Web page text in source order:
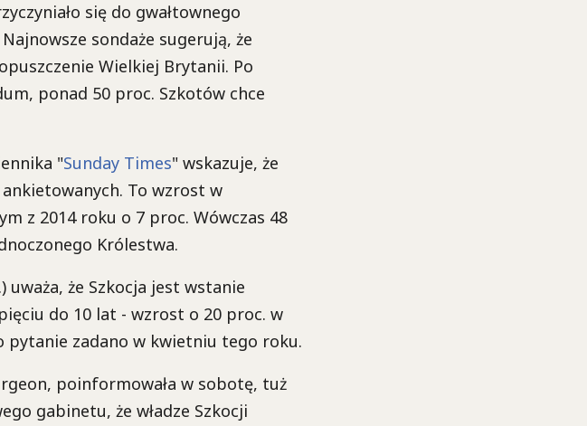
się do gwałtownego
sondaże sugerują, że
Wielkiej Brytanii. Po
ponad 50 proc. Szkotów chce
"Sunday Times" wskazuje, że
To wzrost w
z 2014 roku o 7 proc. Wówczas 48
Królestwa.
uważa, że Szkocja jest wstanie
do 10 lat - wzrost o 20 proc. w
pytanie zadano w kwietniu tego roku.
poinformowała w sobotę, tuż
gabinetu, że władze Szkocji